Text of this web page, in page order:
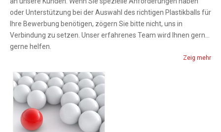
oder Unterstützung bei der Auswahl des richtigen Plastikballs für
Ihre Bewerbung benötigen, zögern Sie bitte nicht, uns in
Verbindung zu setzen. Unser erfahrenes Team wird Ihnen gerne
gerne helfen.
Zeig mehr